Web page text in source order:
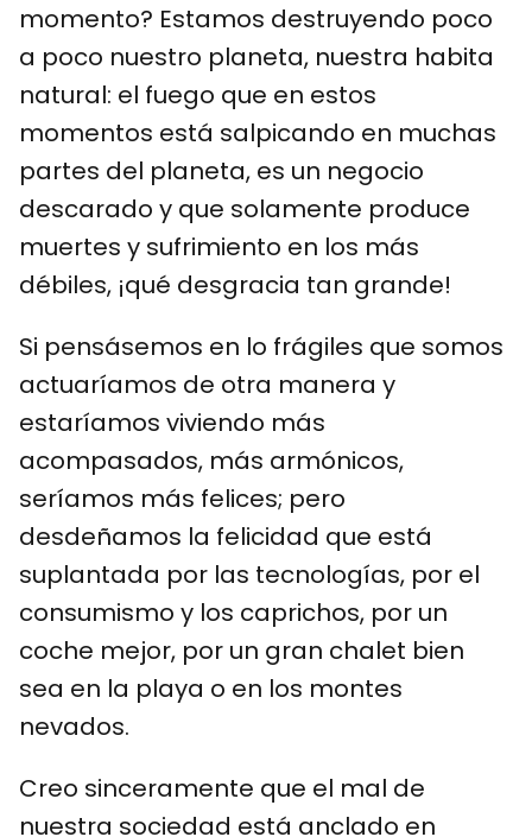
momento? Estamos destruyendo poco
a poco nuestro planeta, nuestra habita
natural: el fuego que en estos
momentos está salpicando en muchas
partes del planeta, es un negocio
descarado y que solamente produce
muertes y sufrimiento en los más
débiles, ¡qué desgracia tan grande!
Si pensásemos en lo frágiles que somos
actuaríamos de otra manera y
estaríamos viviendo más
acompasados, más armónicos,
seríamos más felices; pero
desdeñamos la felicidad que está
suplantada por las tecnologías, por el
consumismo y los caprichos, por un
coche mejor, por un gran chalet bien
sea en la playa o en los montes
nevados.
Creo sinceramente que el mal de
nuestra sociedad está anclado en